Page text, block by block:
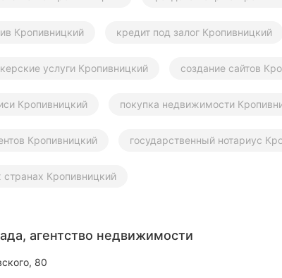
Кропивницкий кредит под залог Кропивницкий
услуги Кропивницкий создание сайтов
Кропивницкий покупка недвижимости
Кропивницкий государственный нотариус
странах Кропивницкий
агентство недвижимости
80